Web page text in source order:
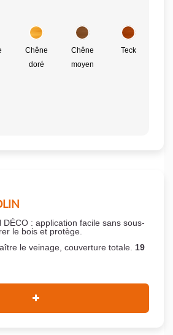
Chêne
doré
Chêne
moyen
Teck
DÉCO : application facile sans sous-
le bois et protège.
le veinage, couverture totale. 19